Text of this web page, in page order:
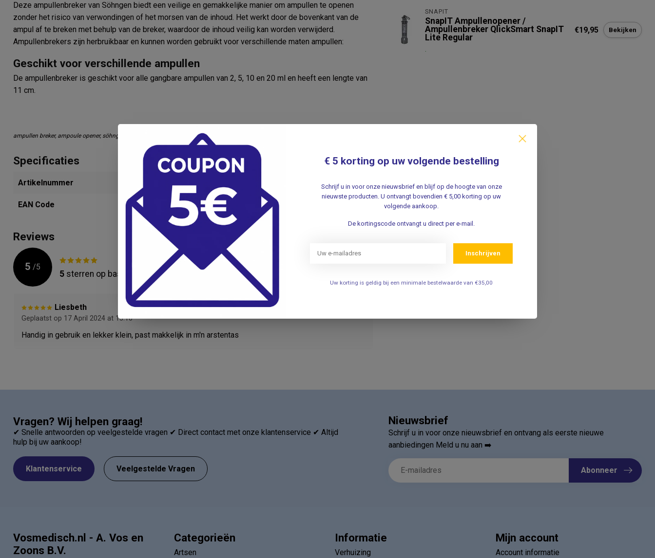
Deze ampullenbreker van Söhngen biedt een veilige en gemakkelijke manier om ampullen te openen
zonder het risico van verwondingen of het morsen van de inhoud. Het werkt door de bovenkant van de
ampul af te breken met behulp van de breker, waardoor de inhoud veilig kan worden verwijderd.
Ampullenbrekers zijn herbruikbaar en kunnen worden gebruikt voor verschillende maten ampullen:
Geschikt voor verschillende ampullen
De ampullenbreker is geschikt voor alle gangbare ampullen van 2, 5, 10 en 20 ml en heeft een lengte van
11 cm.
ampullen breker, ampoule opener, söhngen, breker voor ampullen, hulpmiddel voor het openen van een ampul
Specificaties
Artikelnummer
EAN Code 4250108803881, 8719699140011
Reviews
5 /5
5 sterren op basis van beoordelingen
Liesbeth
Geplaatst op 17 April 2024 at 13:10
Handig in gebruik en lekker klein, past makkelijk in m'n arstentas
SNAPIT
SnapIT Ampullenopener /
Ampullenbreker QlickSmart SnapIT
Lite Regular
.
€19,95 Bekijken
Vragen? Wij helpen graag!
✔ Snelle antwoorden op veelgestelde vragen ✔ Direct contact met onze klantenservice ✔ Altijd
hulp bij uw aankoop!
Klantenservice Veelgestelde Vragen
Nieuwsbrief
Schrijf u in voor onze nieuwsbrief en ontvang als eerste nieuwe
aanbiedingen Meld u nu aan ➡️
Abonneer
Vosmedisch.nl - A. Vos en
Zoons B.V.
Categorieën
Artsen
Informatie
Verhuizing
Mijn account
Account informatie
€ 5 korting op uw volgende bestelling
Schrijf u in voor onze nieuwsbrief en blijf op de hoogte van onze
nieuwste producten. U ontvangt bovendien € 5,00 korting op uw
volgende aankoop.
De kortingscode ontvangt u direct per e-mail.
Inschrijven
Uw korting is geldig bij een minimale bestelwaarde van €35,00